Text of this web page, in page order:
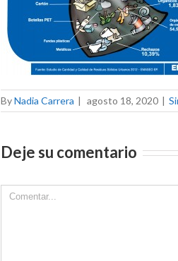
ByNadia Carrera | agosto 18, 2020 |
Deje su comentario
Comment